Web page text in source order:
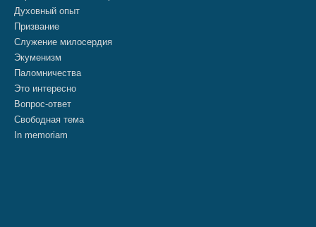
Духовный опыт
Призвание
Служение милосердия
Экуменизм
Паломничества
Это интересно
Вопрос-ответ
Свободная тема
In memoriam